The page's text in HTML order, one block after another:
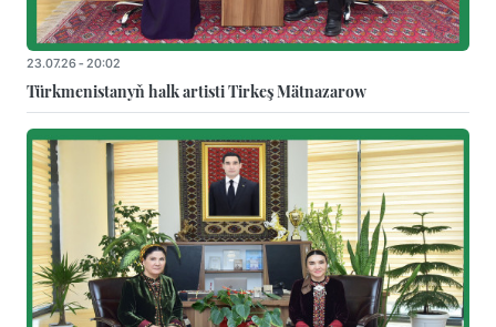
23.07.26 - 20:02
Türkmenistanyň halk artisti Tirkeş Mätnazarow